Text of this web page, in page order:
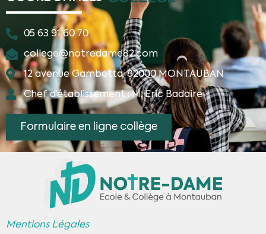
05 63 91 60 70
college@notredame82.com
12 avenue Gambetta, 82000 MONTAUBAN
Chef d’établissement : M. Eric Badaire
Formulaire en ligne collège
Mentions Légales